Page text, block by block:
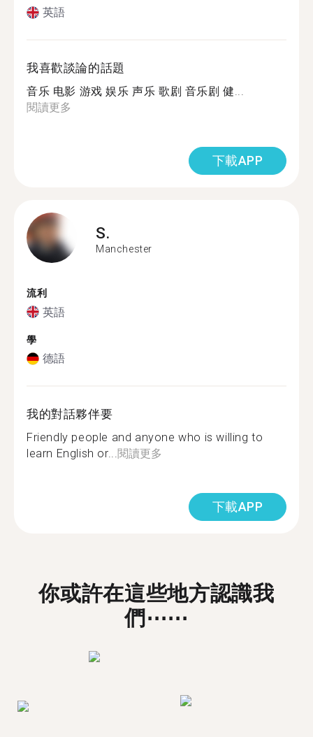
英語
我喜歡談論的話題
音乐 电影 游戏 娱乐 声乐 歌剧 音乐剧 健...
閱讀更多
下載APP
S.
Manchester
流利
英語
學
德語
我的對話夥伴要
Friendly people and anyone who is willing to
learn English or...閱讀更多
下載APP
你或許在這些地方認識我
們⋯⋯